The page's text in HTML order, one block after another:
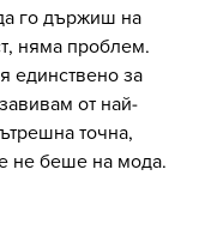
го държиш на
няма проблем.
единствено за
от най-
точна,
не беше на мода.